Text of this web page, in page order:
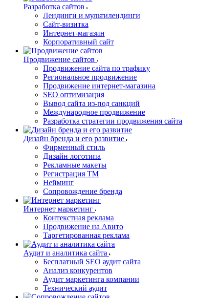
Разработка сайтов
Лендинги и мультилендинги
Сайт-визитка
Интернет-магазин
Корпоративный сайт
Продвижение сайтов
Продвижение сайта по трафику
Региональное продвижение
Продвижение интернет-магазина
SEO оптимизация
Вывод сайта из-под санкций
Международное продвижение
Разработка стратегии продвижения сайта
Дизайн бренда и его развитие
Фирменный стиль
Дизайн логотипа
Рекламные макеты
Регистрация ТМ
Нейминг
Сопровождение бренда
Интернет маркетинг
Контекстная реклама
Продвижение на Авито
Таргетированная реклама
Аудит и аналитика сайта
Бесплатный SEO аудит сайта
Анализ конкурентов
Аудит маркетинга компании
Технический аудит